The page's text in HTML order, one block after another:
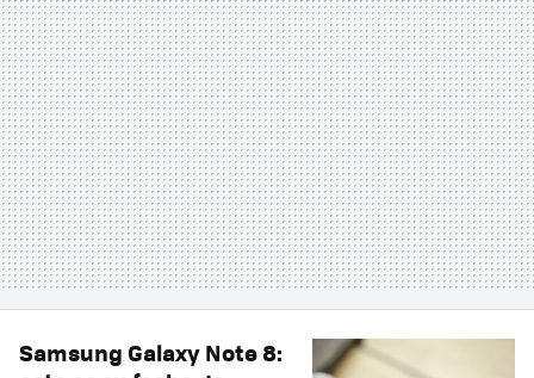
Samsung Galaxy Note 8: